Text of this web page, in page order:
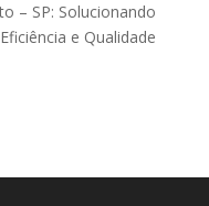
– SP: Solucionando
e Qualidade